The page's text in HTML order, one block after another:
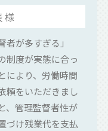
様
が多すぎる」
制度が実態に合っ
により、労働時間
頼をいただきまし
、管理監督者性が
づけ残業代を支払